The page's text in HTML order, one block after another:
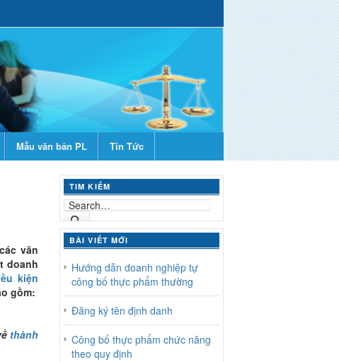
Mẫu văn bản PL Tin Tức
văn
doanh
kiện
gồm:
thành
TIM KIẾM
BÀI VIẾT MỚI
Hướng dẫn doanh nghiệp tự
công bố thực phẩm thường
Đăng ký tên định danh
Công bố thực phẩm chức năng
theo quy định